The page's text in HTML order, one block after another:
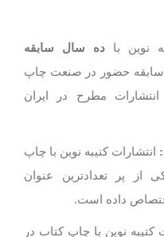
نوین با ده سال سابقه
حضور در صنعت چاپ
مطرح در ایران
انتشارات کتیبه نوین با چاپ
از پر تعدادترین عنوان
داده است.
کتیبه نوین با چاپ کتاب در